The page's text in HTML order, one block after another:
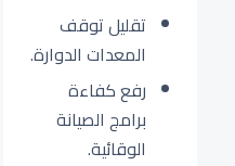
تقليل توقف
المعدات الدوارة.
رفع كفاءة
برامج الصيانة
الوقائية.